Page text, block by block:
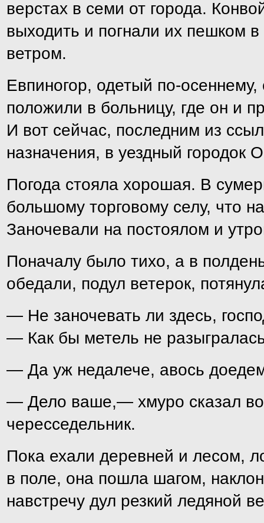
верстах в семи от города.
выходить и погнали их пешком
ветром.
Евпиногор, одетый по-осеннему,
положили в больницу, где он и
И вот сейчас, последним из
назначения, в уездный городок
Погода стояла хорошая. В
большому торговому селу, что
Заночевали на постоялом и
Поначалу было тихо, а в
обедали, подул ветерок,
— Не заночевать ли здесь,
— Как бы метель не
— Да уж недалече, авось
— Дело ваше,— хмуро сказал
чересседельник.
Пока ехали деревней и лесом,
в поле, она пошла шагом,
навстречу дул резкий ледяной